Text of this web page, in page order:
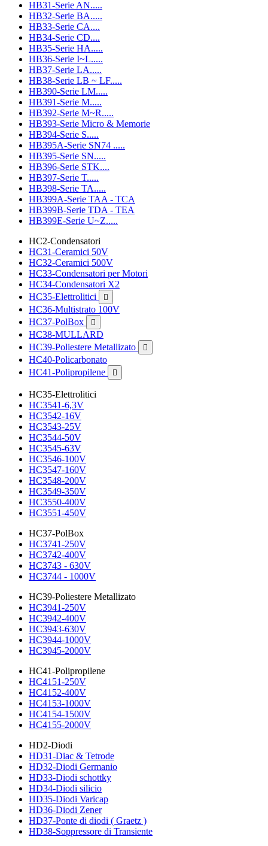
HB31-Serie AN.....
HB32-Serie BA.....
HB33-Serie CA....
HB34-Serie CD....
HB35-Serie HA.....
HB36-Serie I~L.....
HB37-Serie LA.....
HB38-Serie LB ~ LF.....
HB390-Serie LM.....
HB391-Serie M.....
HB392-Serie M~R.....
HB393-Serie Micro & Memorie
HB394-Serie S.....
HB395A-Serie SN74 .....
HB395-Serie SN.....
HB396-Serie STK....
HB397-Serie T.....
HB398-Serie TA.....
HB399A-Serie TAA - TCA
HB399B-Serie TDA - TEA
HB399E-Serie U~Z.....
HC2-Condensatori
HC31-Ceramici 50V
HC32-Ceramici 500V
HC33-Condensatori per Motori
HC34-Condensatori X2
HC35-Elettrolitici

HC36-Multistrato 100V
HC37-PolBox

HC38-MULLARD
HC39-Poliestere Metallizato

HC40-Policarbonato
HC41-Polipropilene

HC35-Elettrolitici
HC3541-6,3V
HC3542-16V
HC3543-25V
HC3544-50V
HC3545-63V
HC3546-100V
HC3547-160V
HC3548-200V
HC3549-350V
HC3550-400V
HC3551-450V
HC37-PolBox
HC3741-250V
HC3742-400V
HC3743 - 630V
HC3744 - 1000V
HC39-Poliestere Metallizato
HC3941-250V
HC3942-400V
HC3943-630V
HC3944-1000V
HC3945-2000V
HC41-Polipropilene
HC4151-250V
HC4152-400V
HC4153-1000V
HC4154-1500V
HC4155-2000V
HD2-Diodi
HD31-Diac & Tetrode
HD32-Diodi Germanio
HD33-Diodi schottky
HD34-Diodi silicio
HD35-Diodi Varicap
HD36-Diodi Zener
HD37-Ponte di diodi ( Graetz )
HD38-Soppressore di Transiente